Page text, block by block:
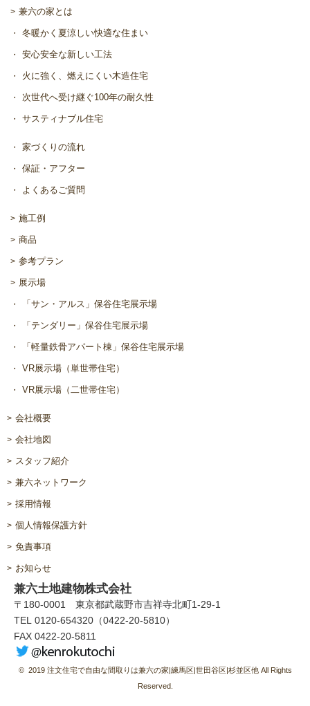
兼六の家とは
冬暖かく夏涼しい快適な住まい
安心安全な新しい工法
火に強く、燃えにくい木造住宅
次世代へ受け継ぐ100年の耐久性
サスティナブル住宅
家づくりの流れ
保証・アフター
よくあるご質問
施工例
商品
参考プラン
展示場
「サン・アルス」保谷住宅展示場
「テンダリー」保谷住宅展示場
「軽量鉄骨アパート棟」保谷住宅展示場
VR展示場（単世帯住宅）
VR展示場（二世帯住宅）
会社概要
会社地図
スタッフ紹介
兼六ネットワーク
採用情報
個人情報保護方針
免責事項
お知らせ
兼六土地建物株式会社
〒180-0001 東京都武蔵野市吉祥寺北町1-29-1
TEL 0120-654320（0422-20-5810）
FAX 0422-20-5811
© 2019 注文住宅で自由な間取りは兼六の家|練馬区|世田谷区|杉並区他 All Rights
Reserved.